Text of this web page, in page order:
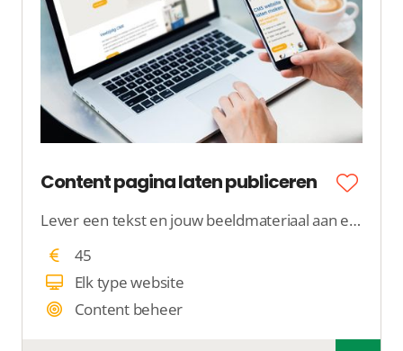
Content pagina laten publiceren
Lever een tekst en jouw beeldmateriaal aan en een collega publiceert die content netjes op een nieuwe webpagina binnen jouw website.
45
Elk type website
Content beheer